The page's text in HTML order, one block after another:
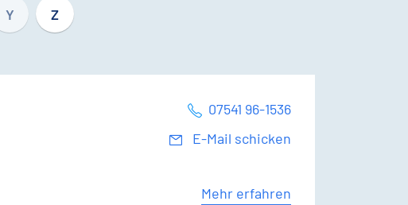
Y Z
07541 96-1536
E-Mail schicken
Mehr erfahren